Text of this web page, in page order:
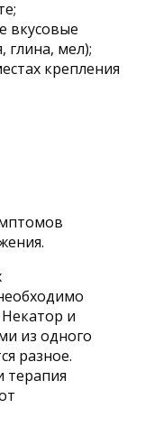
вкусовые
глина, мел);
крепления
и
из одного
разное.
терапия